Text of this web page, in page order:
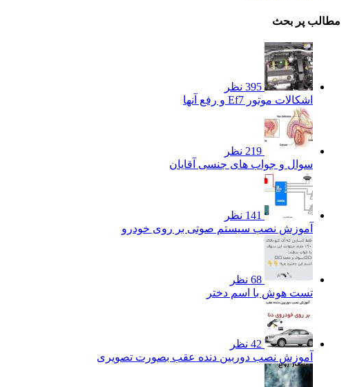
مطالب پر بحث
395 نظر
اشکالات موتور Ef7 و رفع آنها
219 نظر
سوال و جواب های جنسی آقایان
141 نظر
آموزش نصب سیستم صوتی بر روی خودرو
68 نظر
تست هوش با اسم دختر
42 نظر
آموزش نصب دوربین دنده عقب بصورت تصویری